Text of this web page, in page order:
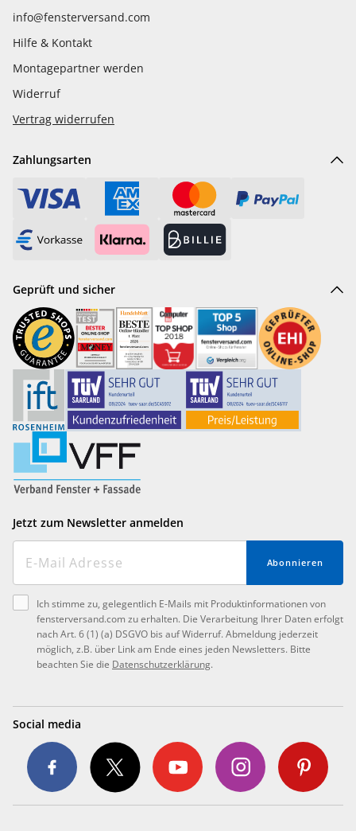
info@fensterversand.com
Hilfe & Kontakt
Montagepartner werden
Widerruf
Vertrag widerrufen
Zahlungsarten
Geprüft und sicher
Jetzt zum Newsletter anmelden
Abonnieren
Ich stimme zu, gelegentlich E-Mails mit Produktinformationen von
fensterversand.com zu erhalten. Die Verarbeitung Ihrer Daten erfolgt
nach Art. 6 (1) (a) DSGVO bis auf Widerruf. Abmeldung jederzeit
möglich, z.B. über Link am Ende eines jeden Newsletters. Bitte
beachten Sie die Datenschutzerklärung.
Social media